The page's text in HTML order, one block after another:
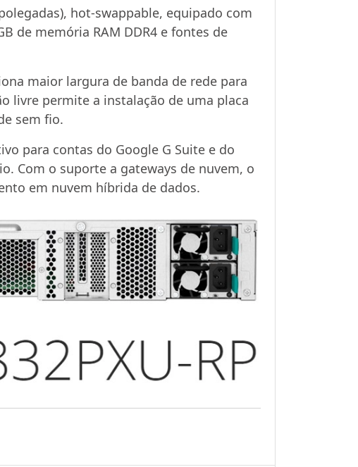
hot-swappable, equipado com
de memória RAM DDR4 e fontes de
maior largura de banda de rede para
livre permite a instalação de uma placa
sem fio.
para contas do Google G Suite e do
Com o suporte a gateways de nuvem, o
em nuvem híbrida de dados.